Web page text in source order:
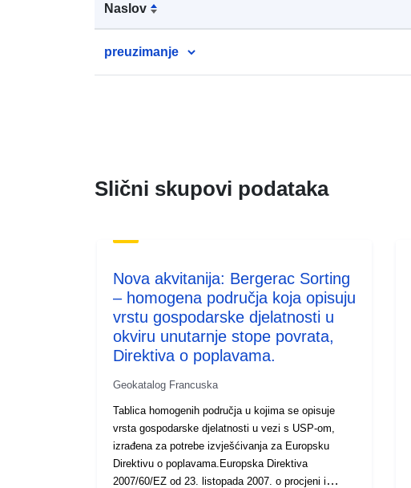
Naslov
preuzimanje
Slični skupovi podataka
Nova akvitanija: Bergerac Sorting
– homogena područja koja opisuju
vrstu gospodarske djelatnosti u
okviru unutarnje stope povrata,
Direktiva o poplavama.
Geokatalog Francuska
Tablica homogenih područja u kojima se opisuje
vrsta gospodarske djelatnosti u vezi s USP-om,
izrađena za potrebe izvješćivanja za Europsku
Direktivu o poplavama.Europska Direktiva
2007/60/EZ od 23. listopada 2007. o procjeni i